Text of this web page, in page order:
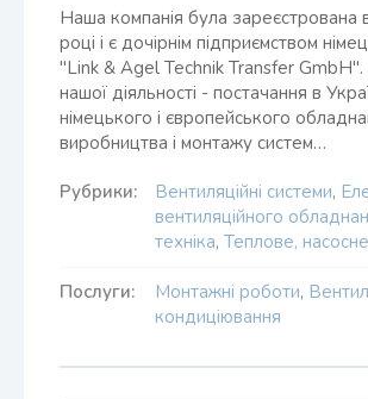
Наша компанія була зареєстрована
році і є дочірнім підприємством
"Link & Agel Technik Transfer GmbH".
нашої діяльності - постачання в
німецького і європейського
виробництва і монтажу систем…
Рубрики: Вентиляційні системи,
вентиляційного
техніка, Теплове,
Послуги: Монтажні роботи,
кондиціювання